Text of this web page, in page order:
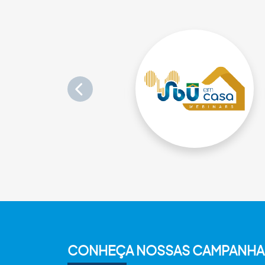
CONHEÇA NOSSAS